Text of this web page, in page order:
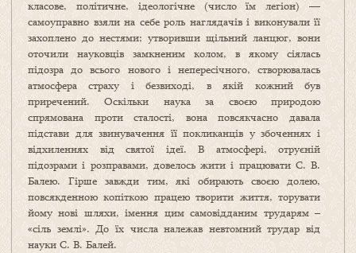
класове, політичне, ідеологічне (число їм легіон) —
самоуправно взяли на себе роль наглядачів і виконували її
захоплено до нестями; утворивши щільний ланцюг, вони
оточили науковців замкненим колом, в якому сіялась
підозра до всього нового і непересічного, створювалась
атмосфера страху і безвиході, в якій кожний був
приречений. Оскільки наука за своєю природою
спрямована проти сталості, вона повсякчасно давала
підстави для звинувачення її покликанців у збоченнях і
відхиленнях від святої ідеї. В атмосфері, отруєній
підозрами і розправами, довелось жити і працювати С. В.
Балею. Гірше завжди тим, які обирають своєю долею,
повсякденною копіткою працею творити життя, торувати
йому нові шляхи, імення цим самовідданим трударям –
«сіль землі». До їх числа належав невтомний трудар від
науки С. В. Балей.